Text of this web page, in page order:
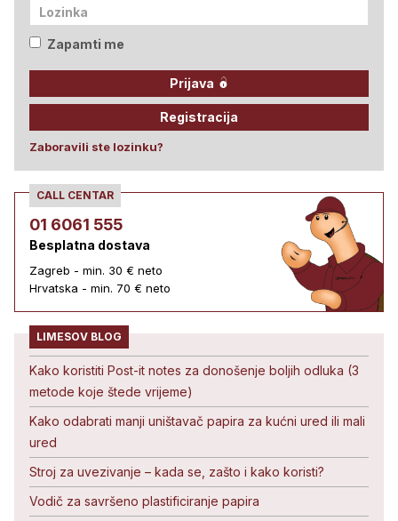
Zapamti me
Prijava
Registracija
Zaboravili ste lozinku?
CALL CENTAR
01 6061 555
Besplatna dostava
Zagreb - min. 30 € neto
Hrvatska - min. 70 € neto
LIMESOV BLOG
Kako koristiti Post-it notes za donošenje boljih odluka (3
metode koje štede vrijeme)
Kako odabrati manji uništavač papira za kućni ured ili mali
ured
Stroj za uvezivanje – kada se, zašto i kako koristi?
Vodič za savršeno plastificiranje papira